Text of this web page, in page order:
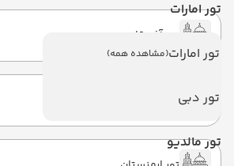
تور امارات
تور امارات(مشاهده همه)
تور دبی
تور مالدیو
تور آفریقا
تور سریلانکا